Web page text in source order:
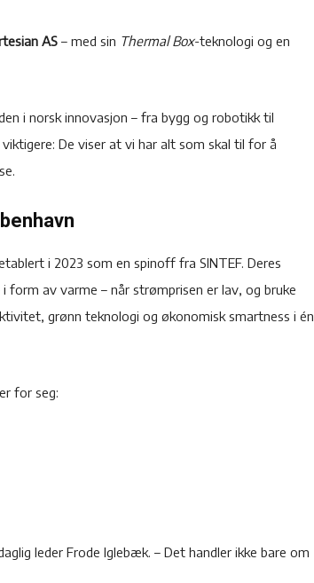
AS – med sin Thermal Box-teknologi og en
i norsk innovasjon – fra bygg og robotikk til
De viser at vi har alt som skal til for å
i 2023 som en spinoff fra SINTEF. Deres
form av varme – når strømprisen er lav, og bruke
grønn teknologi og økonomisk smartness i én
for seg:
leder Frode Iglebæk. – Det handler ikke bare om